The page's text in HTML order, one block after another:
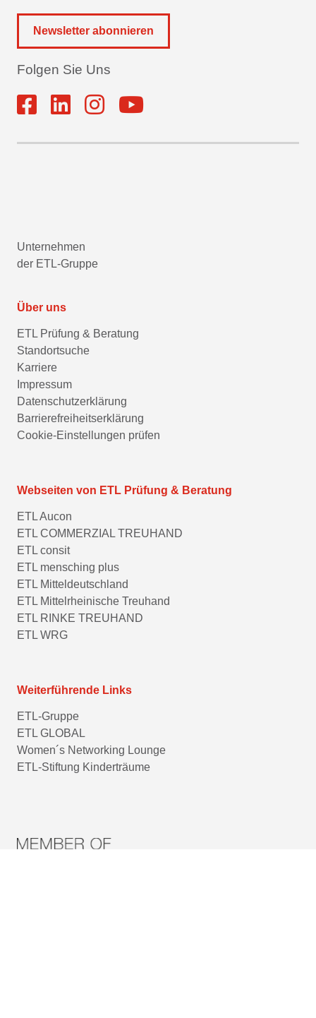
Newsletter abonnieren
Folgen Sie Uns
Unternehmen
der ETL-Gruppe
Über uns
ETL Prüfung & Beratung
Standortsuche
Karriere
Impressum
Datenschutzerklärung
Barrierefreiheitserklärung
Cookie-Einstellungen prüfen
Webseiten von ETL Prüfung & Beratung
ETL Aucon
ETL COMMERZIAL TREUHAND
ETL consit
ETL mensching plus
ETL Mitteldeutschland
ETL Mittelrheinische Treuhand
ETL RINKE TREUHAND
ETL WRG
Weiterführende Links
ETL-Gruppe
ETL GLOBAL
Women´s Networking Lounge
ETL-Stiftung Kinderträume